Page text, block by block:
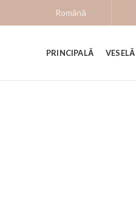
PRINCIPALĂ VESELĂ